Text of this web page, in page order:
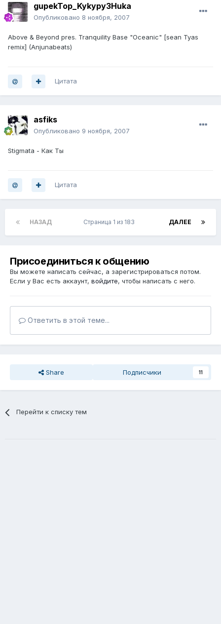
gupekTop_Kykypy3Huka
Опубликовано 8 ноября, 2007
Above & Beyond pres. Tranquility Base "Oceanic" [sean Tyas
remix] (Anjunabeats)
Цитата
asfiks
Опубликовано 9 ноября, 2007
Stigmata - Как Ты
Цитата
НАЗАД ДАЛЕЕ
Страница 1 из 183
Присоединиться к общению
Вы можете написать сейчас, а зарегистрироваться потом.
Если у Вас есть аккаунт, войдите, чтобы написать с него.
Ответить в этой теме...
Share Подписчики 11
Перейти к списку тем